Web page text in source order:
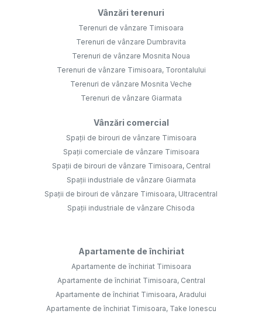
Vânzări terenuri
Terenuri de vânzare Timisoara
Terenuri de vânzare Dumbravita
Terenuri de vânzare Mosnita Noua
Terenuri de vânzare Timisoara, Torontalului
Terenuri de vânzare Mosnita Veche
Terenuri de vânzare Giarmata
Vânzări comercial
Spații de birouri de vânzare Timisoara
Spații comerciale de vânzare Timisoara
Spații de birouri de vânzare Timisoara, Central
Spații industriale de vânzare Giarmata
Spații de birouri de vânzare Timisoara, Ultracentral
Spații industriale de vânzare Chisoda
Apartamente de închiriat
Apartamente de închiriat Timisoara
Apartamente de închiriat Timisoara, Central
Apartamente de închiriat Timisoara, Aradului
Apartamente de închiriat Timisoara, Take Ionescu